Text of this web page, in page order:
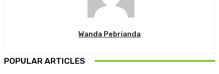
Wanda Pebrianda
POPULAR ARTICLES